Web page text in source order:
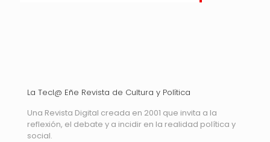
La Tecl@ Eñe Revista de Cultura y Política
Una Revista Digital creada en 2001 que invita a la
reflexión, el debate y a incidir en la realidad política y
social.